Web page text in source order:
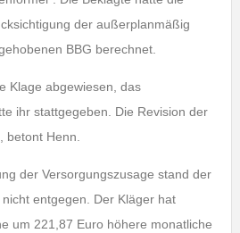
der außerplanmäßig
BBG berechnet.
Klage abgewiesen, das
ihr stattgegeben. Die Revision der
betont Henn.
der Versorgungszusage stand der
entgegen. Der Kläger hat
um 221,87 Euro höhere monatliche